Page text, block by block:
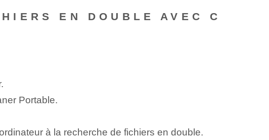
EN DOUBLE AVEC C
Portable.
à la recherche de fichiers en double.